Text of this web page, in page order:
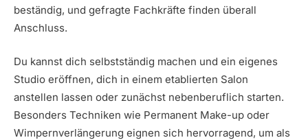
beständig, und gefragte Fachkräfte finden überall
Anschluss.
Du kannst dich selbstständig machen und ein eigenes
Studio eröffnen, dich in einem etablierten Salon
anstellen lassen oder zunächst nebenberuflich starten.
Besonders Techniken wie Permanent Make-up oder
Wimpernverlängerung eignen sich hervorragend, um als